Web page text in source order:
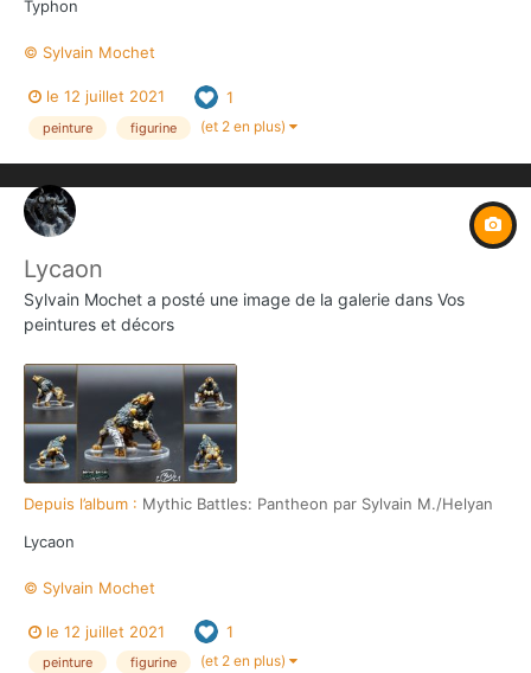
Typhon
© Sylvain Mochet
le 12 juillet 2021 1
peinture figurine (et 2 en plus)
Lycaon
Sylvain Mochet a posté une image de la galerie dans Vos
peintures et décors
Depuis l’album : Mythic Battles: Pantheon par Sylvain M./Helyan
Lycaon
© Sylvain Mochet
le 12 juillet 2021 1
peinture figurine (et 2 en plus)